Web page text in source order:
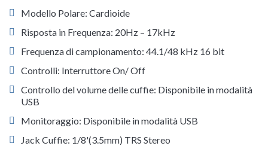
Modello Polare: Cardioide
Risposta in Frequenza: 20Hz – 17kHz
Frequenza di campionamento: 44.1/48 kHz 16 bit
Controlli: Interruttore On/ Off
Controllo del volume delle cuffie: Disponibile in modalità
USB
Monitoraggio: Disponibile in modalità USB
Jack Cuffie: 1/8'(3.5mm) TRS Stereo